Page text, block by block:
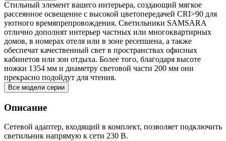
Стильный элемент вашего интерьера, создающий мягкое
рассеянное освещение с высокой цветопередачей CRI>90 для
уютного времяпрепровождения. Светильники SAMSARA
отлично дополнят интерьер частных или многоквартирных
домов, в номерах отеля или в зоне ресепшена, а также
обеспечат качественный свет в пространствах офисных
кабинетов или зон отдыха. Более того, благодаря высоте
ножки 1354 мм и диаметру световой части 200 мм они
прекрасно подойдут для чтения.
Все модели серии
Описание
Сетевой адаптер, входящий в комплект, позволяет подключить
светильник напрямую к сети 230 В.